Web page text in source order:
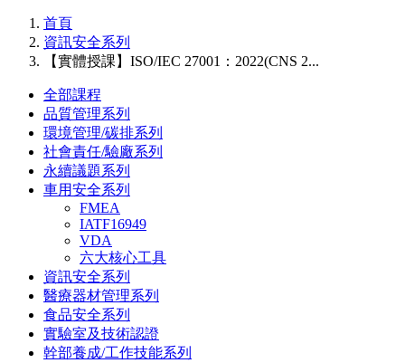
首頁
資訊安全系列
【實體授課】ISO/IEC 27001：2022(CNS 2...
全部課程
品質管理系列
環境管理/碳排系列
社會責任/驗廠系列
永續議題系列
車用安全系列
FMEA
IATF16949
VDA
六大核心工具
資訊安全系列
醫療器材管理系列
食品安全系列
實驗室及技術認證
幹部養成/工作技能系列